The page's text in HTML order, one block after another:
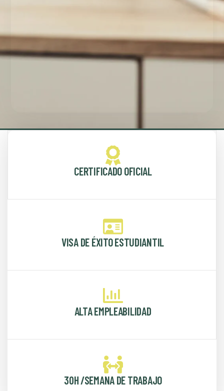
CERTIFICADO OFICIAL
VISA DE ÉXITO ESTUDIANTIL
ALTA EMPLEABILIDAD
30H /SEMANA DE TRABAJO